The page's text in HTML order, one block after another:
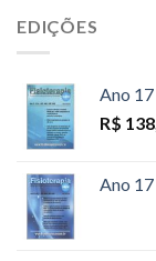
EDIÇÕES
Ano
R$
Ano